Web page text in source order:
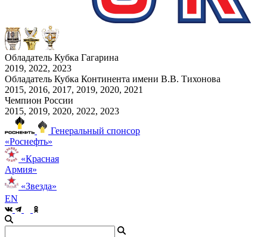
Обладатель Кубка Гагарина
2019, 2022, 2023
Обладатель Кубка Континента имени В.В. Тихонова
2015, 2016, 2017, 2019, 2020, 2021
Чемпион России
2015, 2019, 2020, 2022, 2023
Генеральный спонсор
«Роснефть»
«Красная
Армия»
«Звезда»
EN